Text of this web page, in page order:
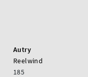
Autry
Reelwind
185